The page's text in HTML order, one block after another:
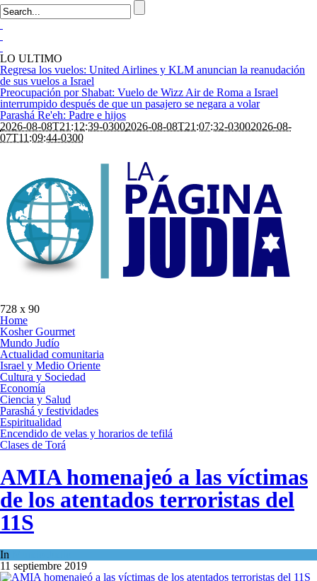
LO ULTIMO
Regresa los vuelos: United Airlines y KLM anuncian la reanudación
de sus vuelos a Israel
Preocupación por Shabat: Vuelo de Wizz Air de Roma a Israel
interrumpido después de que un pasajero se negara a volar
Parashá Re'eh: Padre e hijos
2026-08-08T21:12:39-03002026-08-08T21:07:32-03002026-08-
07T11:09:44-0300
728 x 90
Home
Kosher Gourmet
Mundo Judío
Actualidad comunitaria
Israel y Medio Oriente
Cultura y Sociedad
Economía
Ciencia y Salud
Parashá y festividades
Espiritualidad
Encendido de velas y horarios de tefilá
Clases de Torá
AMIA homenajeó a las víctimas
de los atentados terroristas del
11S
In
11 septiembre 2019